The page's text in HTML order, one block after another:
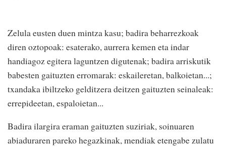
Zelula eusten duen mintza kasu; badira beharrezkoak
diren oztopoak: esaterako, aurrera kemen eta indar
handiagoz egitera laguntzen digutenak; badira arriskutik
babesten gaituzten erromarak: eskaileretan, balkoietan...;
txandaka ibiltzeko gelditzera deitzen gaituzten seinaleak:
errepideetan, espaloietan...
Badira ilargira eraman gaituzten suziriak, soinuaren
abiaduraren pareko hegazkinak, mendiak etengabe zulatu